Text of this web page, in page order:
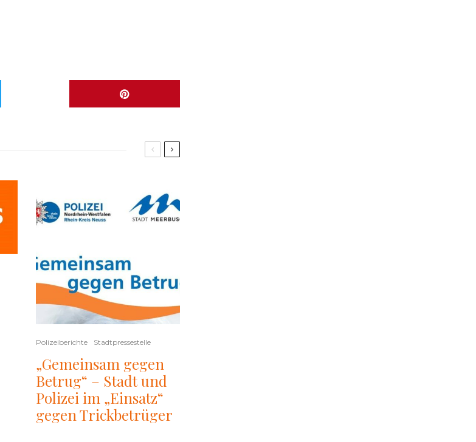
Polizeiberichte Stadtpressestelle
„Gemeinsam gegen
Betrug“ – Stadt und
Polizei im „Einsatz“
gegen Trickbetrüger